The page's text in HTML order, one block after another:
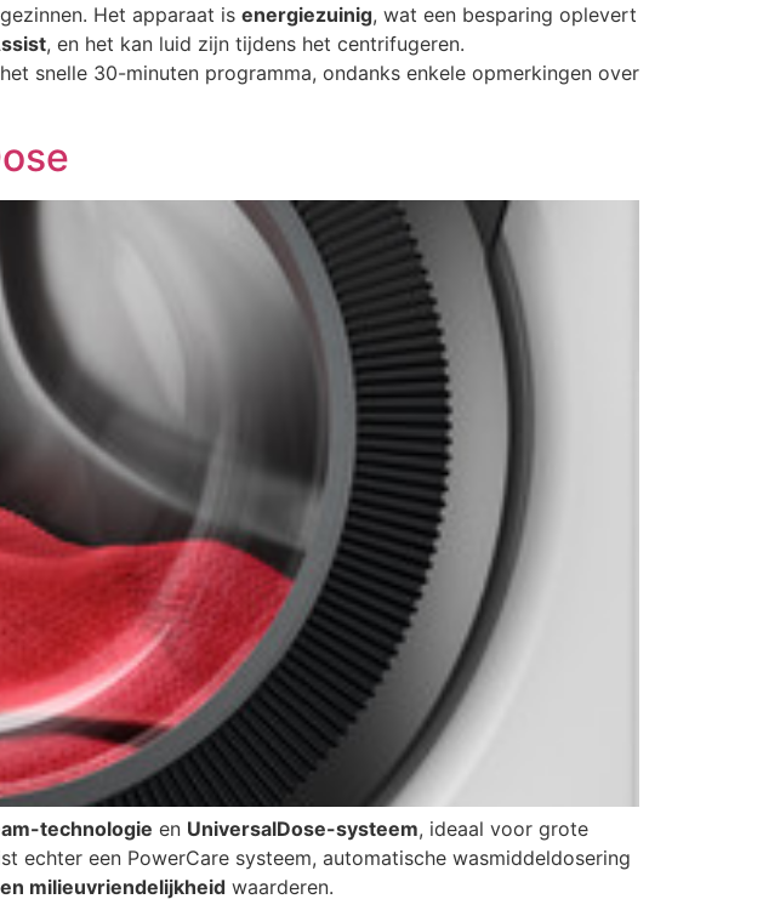
Het apparaat is energiezuinig, wat een besparing oplevert
, en het kan luid zijn tijdens het centrifugeren.
snelle 30-minuten programma, ondanks enkele opmerkingen over
technologie en UniversalDose-systeem, ideaal voor grote
echter een PowerCare systeem, automatische wasmiddeldosering
milieuvriendelijkheid waarderen.